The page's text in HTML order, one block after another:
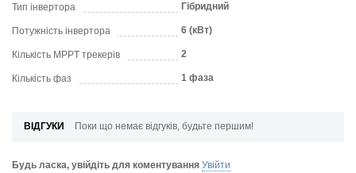
Тип інвертора Гібридний
Потужність інвертора 6 (кВт)
Кількість MPPТ трекерів 2
Кількість фаз 1 фаза
ВІДГУКИ Поки що немає відгуків, будьте першим!
Будь ласка, увійдіть для коментування Увійти